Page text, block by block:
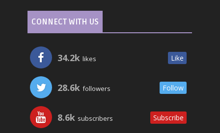
CONNECT WITH US
34.2k likes Like
28.6k followers Follow
8.6k subscribers Subscribe